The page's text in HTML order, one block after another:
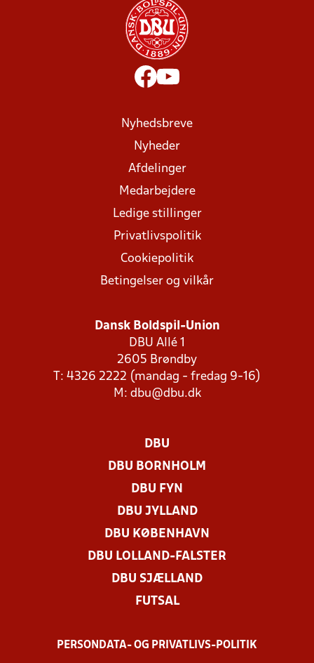
Nyhedsbreve
Nyheder
Afdelinger
Medarbejdere
Ledige stillinger
Privatlivspolitik
Cookiepolitik
Betingelser og vilkår
Dansk Boldspil-Union
DBU Allé 1
2605 Brøndby
T: 4326 2222 (mandag - fredag 9-16)
M: dbu@dbu.dk
DBU
DBU BORNHOLM
DBU FYN
DBU JYLLAND
DBU KØBENHAVN
DBU LOLLAND-FALSTER
DBU SJÆLLAND
FUTSAL
PERSONDATA- OG PRIVATLIVS-POLITIK